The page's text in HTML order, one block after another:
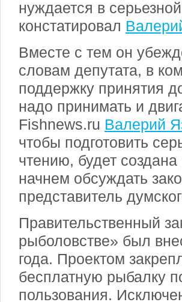
нуждается в
констатировал
Вместе с тем он
словам депутата, в
поддержку принятия
надо принимать и
Fishnews.ru Валерий
чтобы подготовить
чтению, будет
начнем обсуждать
представитель
Правительственный
рыболовстве» был
года. Проектом
бесплатную рыбалку
пользования.